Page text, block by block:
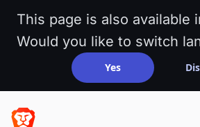
This page is also available
Would you like to switch
Yes